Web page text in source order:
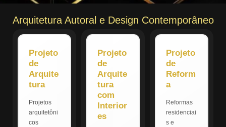
Arquitetura Autoral e Design Contemporâneo
Projeto
de
Arquite
tura
Projetos
arquitetôni
cos
Projeto
de
Arquite
tura
com
Interior
es
Projeto
de
Reform
a
Reformas
residenciai
s e